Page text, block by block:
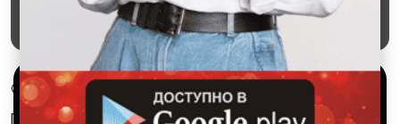
Партнерка
© 2026 SALEX МАРКЕТ
Правила сервиса
Конфиденциальность
Используем куки и рекомендательные
технологии